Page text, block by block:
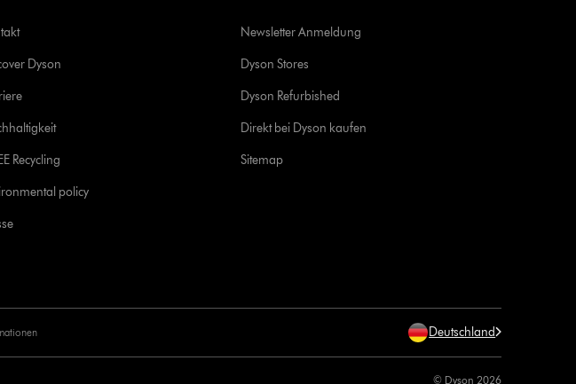
Dyson
Recycling
policy
Newsletter Anmeldung
Dyson Stores
Dyson Refurbished
Direkt bei Dyson kaufen
Sitemap
Deutschland
© Dyson 2026